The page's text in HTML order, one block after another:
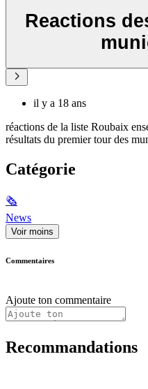
Reactions
il y a 18 ans
réactions de la liste Roubaix
résultats du premier tour des
Catégorie
🗞
News
Voir moins
Commentaires
Ajoute ton commentaire
Recommandations